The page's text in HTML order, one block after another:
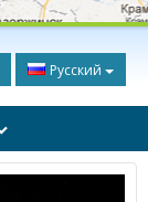
Русский